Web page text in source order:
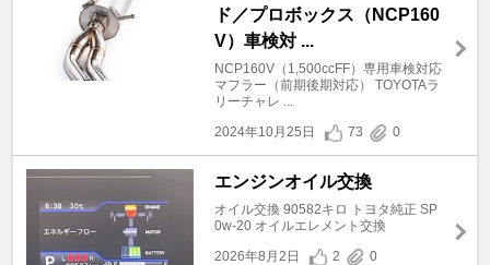
ド／プロボックス（NCP160
V）車検対 ...
NCP160V（1,500ccFF）専用車検対応
マフラー（前期後期対応） TOYOTAラ
リーチャレ ...
2024年10月25日
73 0
エンジンオイル交換
オイル交換 90582キロ トヨタ純正 SP
0w-20 オイルエレメント交換
2026年8月2日
2 0